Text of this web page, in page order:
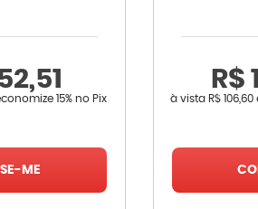
15% no Pix
ME
R$
à vista R$ 106,60